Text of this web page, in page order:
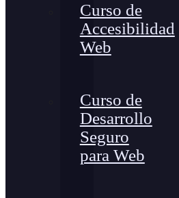
Curso de
Accesibilidad
Web
Curso de
Desarrollo
Seguro
para Web